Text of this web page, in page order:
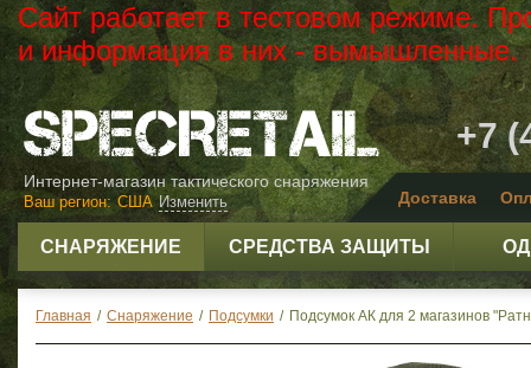
Сайт работает в тестовом режиме.
и информация в них - вымышленные.
Интернет-магазин тактического снаряжения
+7
Доставка
Изменить
Ваш регион: США
СНАРЯЖЕНИЕ СРЕДСТВА ЗАЩИТЫ
Главная / Снаряжение / Подсумки / Подсумок АК для 2 магазинов